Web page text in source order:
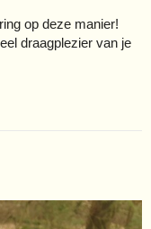
op deze manier!
draagplezier van je